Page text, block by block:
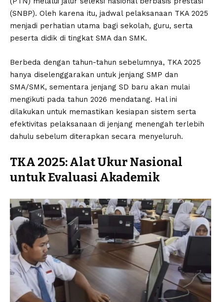
(SNBP). Oleh karena itu, jadwal pelaksanaan TKA 2025
menjadi perhatian utama bagi sekolah, guru, serta
peserta didik di tingkat SMA dan SMK.
Berbeda dengan tahun-tahun sebelumnya, TKA 2025
hanya diselenggarakan untuk jenjang SMP dan
SMA/SMK, sementara jenjang SD baru akan mulai
mengikuti pada tahun 2026 mendatang. Hal ini
dilakukan untuk memastikan kesiapan sistem serta
efektivitas pelaksanaan di jenjang menengah terlebih
dahulu sebelum diterapkan secara menyeluruh.
TKA 2025: Alat Ukur Nasional
untuk Evaluasi Akademik